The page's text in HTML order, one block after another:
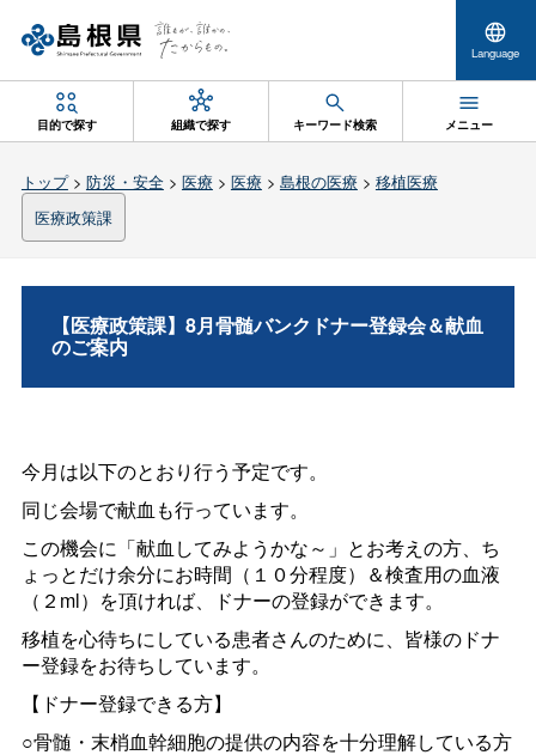
Language
目的で探す 組織で探す キーワード検索 メニュー
トップ> 防災・安全> 医療 > 医療 > 島根の医療 > 移植医療
医療政策課
【医療政策課】8月骨髄バンクドナー登録会＆献血
のご案内
今月は以下のとおり行う予定です。
同じ会場で献血も行っています。
この機会に「献血してみようかな～」とお考えの方、ち
ょっとだけ余分にお時間（１０分程度）＆検査用の血液
（２ml）を頂ければ、ドナーの登録ができます。
移植を心待ちにしている患者さんのために、皆様のドナ
ー登録をお待ちしています。
【ドナー登録できる方】
○骨髄・末梢血幹細胞の提供の内容を十分理解している方